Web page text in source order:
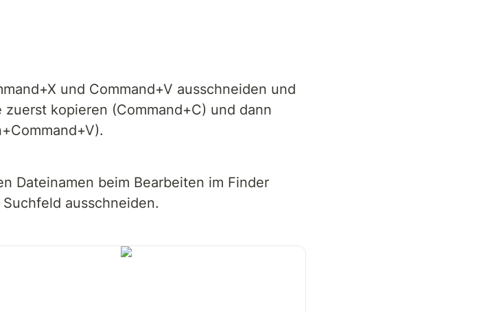
und Command+V ausschneiden und
kopieren (Command+C) und dann
Dateinamen beim Bearbeiten im Finder
ausschneiden.